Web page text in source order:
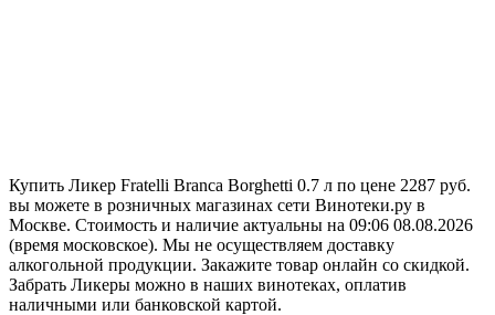
Купить Ликер Fratelli Branca Borghetti 0.7 л по цене 2287 руб.
вы можете в розничных магазинах сети Винотеки.ру в
Москве. Стоимость и наличие актуальны на 09:06 08.08.2026
(время московское). Мы не осуществляем доставку
алкогольной продукции. Закажите товар онлайн со скидкой.
Забрать Ликеры можно в наших винотеках, оплатив
наличными или банковской картой.